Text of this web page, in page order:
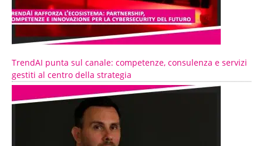
TrendAI punta sul canale: competenze, consulenza e servizi
gestiti al centro della strategia